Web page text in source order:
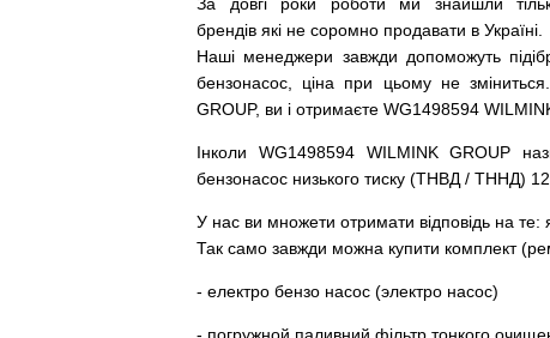
брендів які не соромно продавати в Україні.
Наші менеджери завжди допоможуть
бензонасос
ціна при цьому не зміниться
GROUP, ви і отримаєте WG1498594
Інколи WG1498594 WILMINK GROUP
бензонасос низького тиску (ТНВД / ТННД)
У нас ви множети отримати відповідь на те:
Так само завжди можна купити комплект (
- електро бензо насос (электро насос)